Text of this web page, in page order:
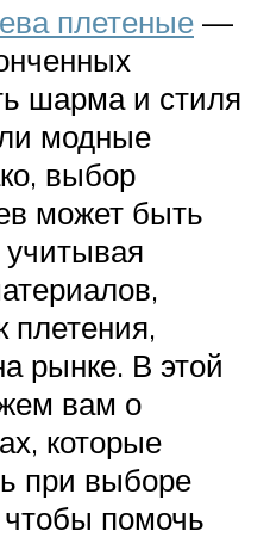
плетеные —
шарма и стиля
модные
выбор
может быть
плетения,
рынке. В этой
вам о
которые
при выборе
помочь